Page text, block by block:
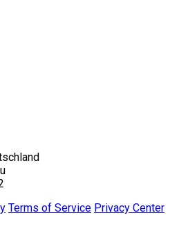
Terms of Service Privacy Center